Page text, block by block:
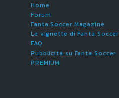
Home
Forum
Fanta.Soccer Magazine
Le vignette di Fanta.Soccer
FAQ
Pubblicità su Fanta.Soccer
PREMIUM